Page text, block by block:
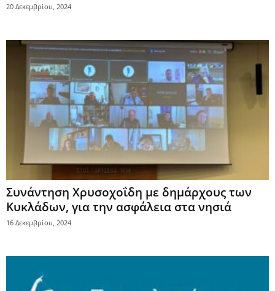
20 Δεκεμβρίου, 2024
Συνάντηση Χρυσοχοΐδη με δημάρχους των
Κυκλάδων, για την ασφάλεια στα νησιά
16 Δεκεμβρίου, 2024